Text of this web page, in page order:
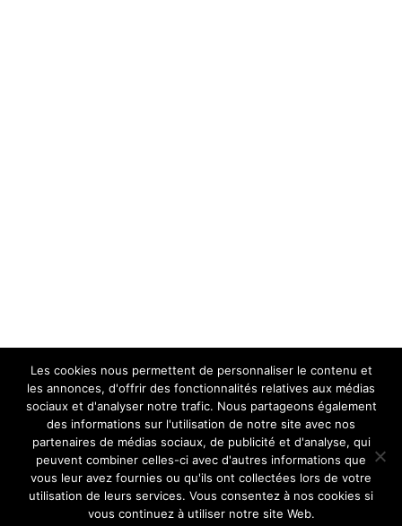
Les motoculteurs Copyright © 2026.
Les cookies nous permettent de personnaliser le contenu et
les annonces, d'offrir des fonctionnalités relatives aux médias
sociaux et d'analyser notre trafic. Nous partageons également
des informations sur l'utilisation de notre site avec nos
partenaires de médias sociaux, de publicité et d'analyse, qui
peuvent combiner celles-ci avec d'autres informations que
vous leur avez fournies ou qu'ils ont collectées lors de votre
utilisation de leurs services. Vous consentez à nos cookies si
vous continuez à utiliser notre site Web.